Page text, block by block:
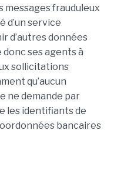
frauduleux
d’un service
d’autres données
ses agents à
sollicitations
qu’aucun
ne demande par
les identifiants de
bancaires